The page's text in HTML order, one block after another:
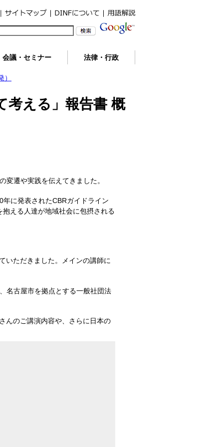
会議・セミナー 法律・行政
考える」報告書 概
変遷や実践を伝えてきました。
に発表されたCBRガイドライン
える人達が地域社会に包摂される
いただきました。メインの講師に
名古屋市を拠点とする一般社団法
んのご講演内容や、さらに日本の